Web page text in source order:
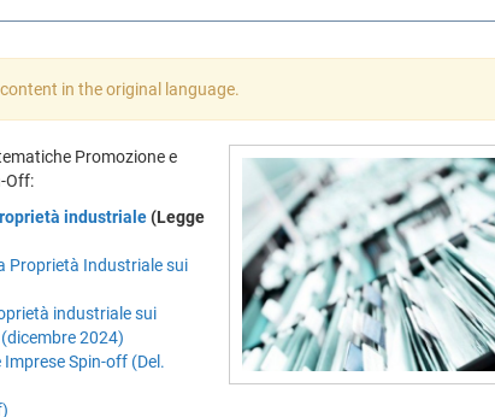
in the original language.
Promozione e
Off:
industriale(Legge
Proprietà Industriale sui
industriale sui
2024)
Spin-off (Del.